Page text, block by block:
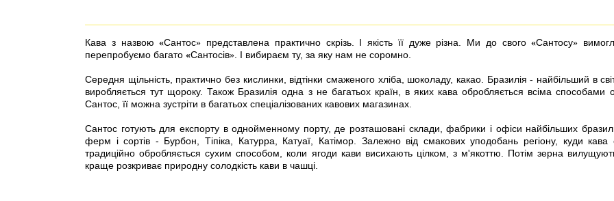
Кава з назвою«Сантос» представлена практично скрізь. І якість її дуже різна. Ми до свого«Сантосу»
перепробуємо багато «Сантосів» . І вибираєм ту, за яку нам не соромно.
Середня щільність, практично без кислинки, відтінки смаженого хліба, шоколаду, какао. Бразилія - ​​найбільший в
виробляється тут щороку. Також Бразилія одна з не багатьох країн, в яких кава обробляється всіма
Сантос, її можна зустріти в багатьох спеціалізованих кавових магазинах.
Сантос готують для експорту в однойменному порту, де розташовані склади, фабрики і офіси найбільших
ферм і сортів - Бурбон, Тіпіка, Катурра, Катуаї, Катімор. Залежно від смакових уподобань регіону, куди
традиційно обробляється сухим способом, коли ягоди кави висихають цілком, з м'якоттю. Потім зерна
краще розкриває природну солодкість кави в чашці.